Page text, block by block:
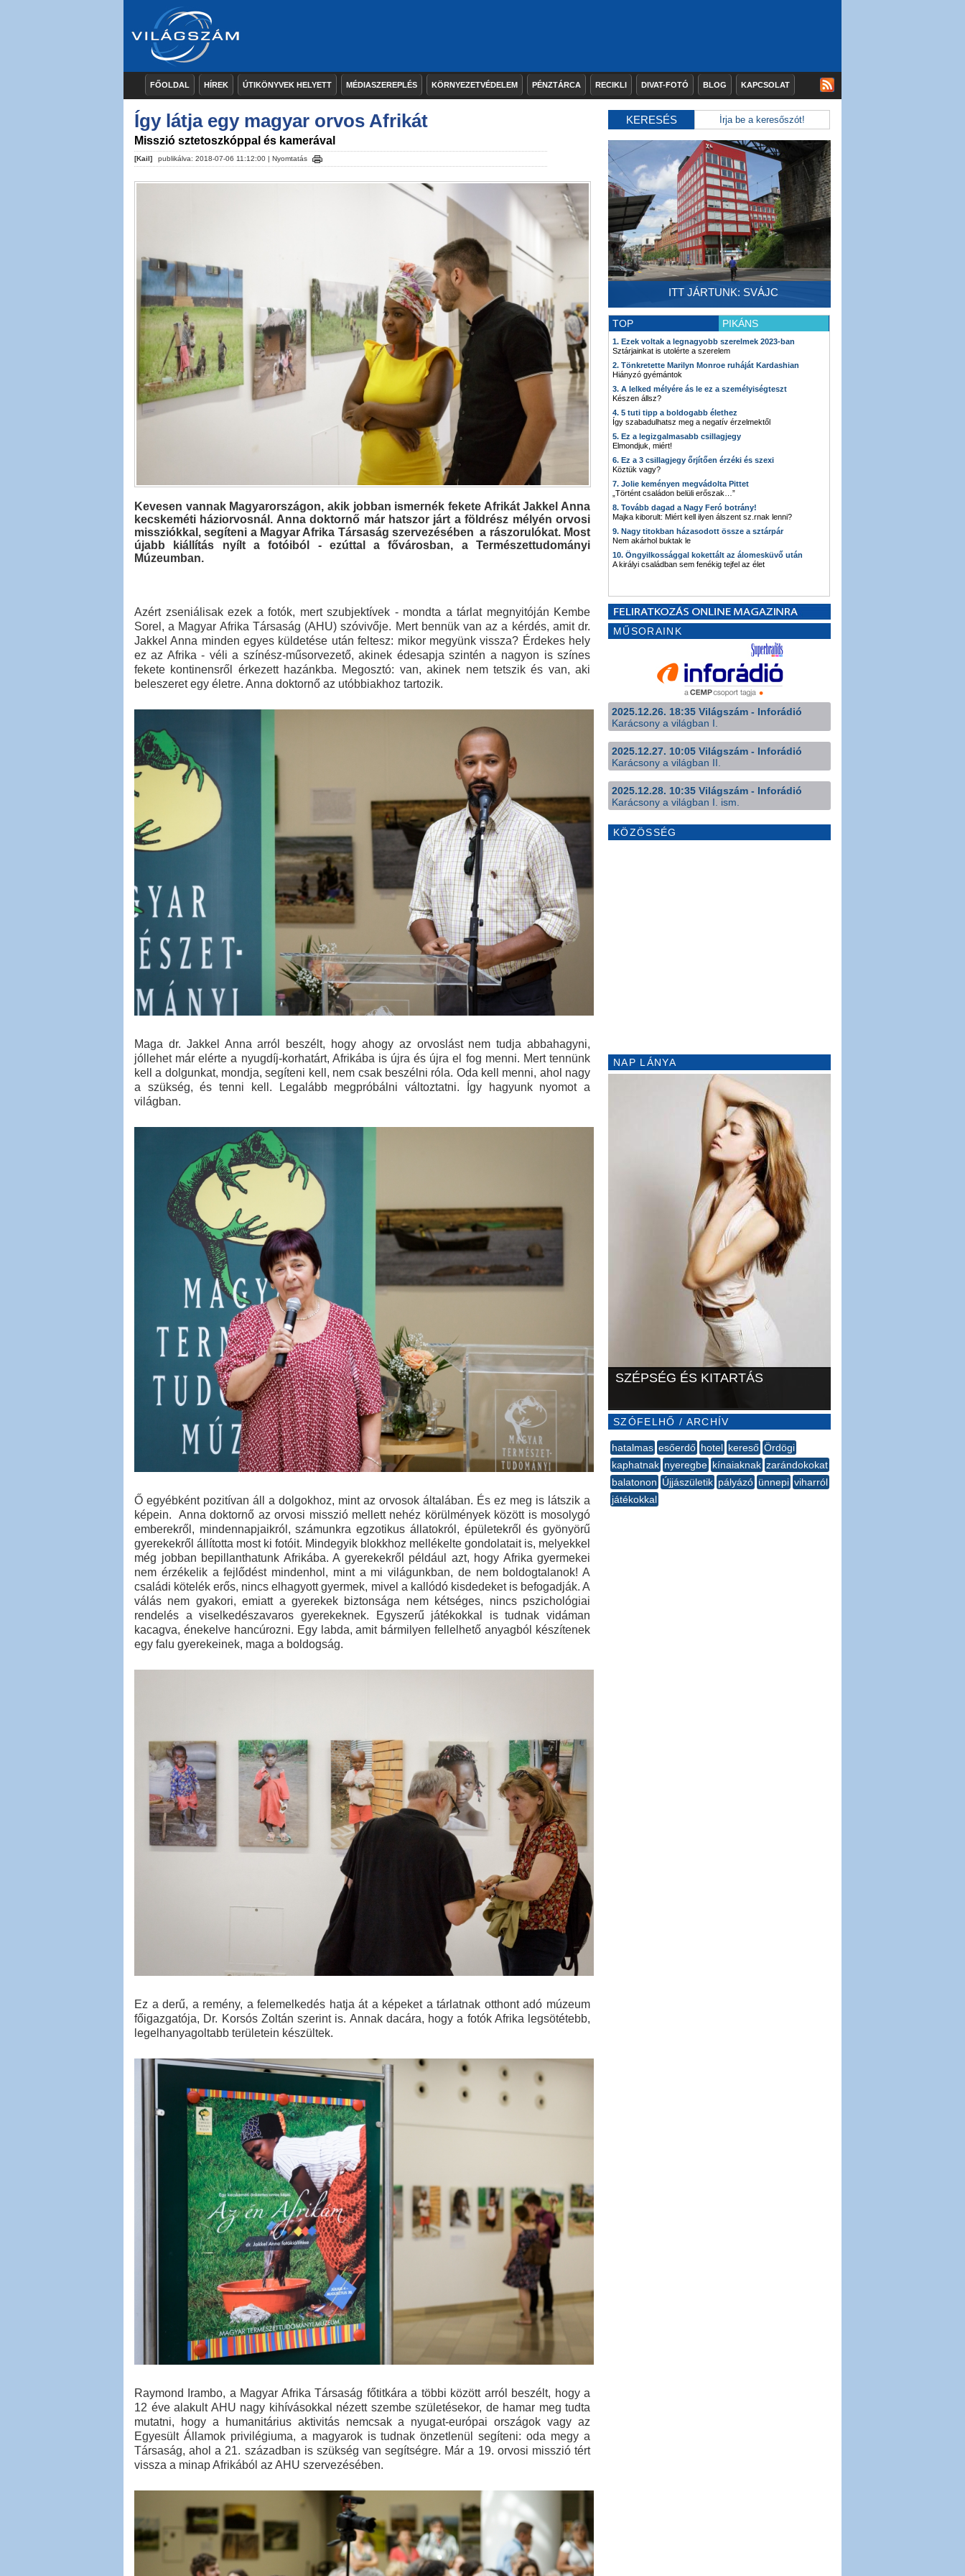
FŐOLDAL HÍREK ÚTIKÖNYVEK HELYETT MÉDIASZEREPLÉS KÖRNYEZETVÉDELEM PÉNZTÁRCA RECIKLI DIVAT-FOTÓ BLOG KAPCSOLAT
Így látja egy magyar orvos Afrikát
Misszió sztetoszkóppal és kamerával
[Kail] publikálva: 2018-07-06 11:12:00 | Nyomtatás
Kevesen vannak Magyarországon, akik jobban ismernék fekete Afrikát Jakkel Anna
kecskeméti háziorvosnál. Anna doktornő már hatszor járt a földrész mélyén orvosi
missziókkal, segíteni a Magyar Afrika Társaság szervezésében a rászorulókat. Most
újabb kiállítás nyílt a fotóiból - ezúttal a fővárosban, a Természettudományi
Múzeumban.
Azért zseniálisak ezek a fotók, mert szubjektívek - mondta a tárlat megnyitóján Kembe
Sorel, a Magyar Afrika Társaság (AHU) szóvivője. Mert bennük van az a kérdés, amit dr.
Jakkel Anna minden egyes küldetése után feltesz: mikor megyünk vissza? Érdekes hely
ez az Afrika - véli a színész-műsorvezető, akinek édesapja szintén a nagyon is színes
fekete kontinensről érkezett hazánkba. Megosztó: van, akinek nem tetszik és van, aki
beleszeret egy életre. Anna doktornő az utóbbiakhoz tartozik.
Maga dr. Jakkel Anna arról beszélt, hogy ahogy az orvoslást nem tudja abbahagyni,
jóllehet már elérte a nyugdíj-korhatárt, Afrikába is újra és újra el fog menni. Mert tennünk
kell a dolgunkat, mondja, segíteni kell, nem csak beszélni róla. Oda kell menni, ahol nagy
a szükség, és tenni kell. Legalább megpróbálni változtatni. Így hagyunk nyomot a
világban.
Ő egyébként pozitívan áll a dolgokhoz, mint az orvosok általában. És ez meg is látszik a
képein. Anna doktornő az orvosi misszió mellett nehéz körülmények között is mosolygó
emberekről, mindennapjaikról, számunkra egzotikus állatokról, épületekről és gyönyörű
gyerekekről állította most ki fotóit. Mindegyik blokkhoz mellékelte gondolatait is, melyekkel
még jobban bepillanthatunk Afrikába. A gyerekekről például azt, hogy Afrika gyermekei
nem érzékelik a fejlődést mindenhol, mint a mi világunkban, de nem boldogtalanok! A
családi kötelék erős, nincs elhagyott gyermek, mivel a kallódó kisdedeket is befogadják. A
válás nem gyakori, emiatt a gyerekek biztonsága nem kétséges, nincs pszichológiai
rendelés a viselkedészavaros gyerekeknek. Egyszerű játékokkal is tudnak vidáman
kacagva, énekelve hancúrozni. Egy labda, amit bármilyen fellelhető anyagból készítenek
egy falu gyerekeinek, maga a boldogság.
Ez a derű, a remény, a felemelkedés hatja át a képeket a tárlatnak otthont adó múzeum
főigazgatója, Dr. Korsós Zoltán szerint is. Annak dacára, hogy a fotók Afrika legsötétebb,
legelhanyagoltabb területein készültek.
Raymond Irambo, a Magyar Afrika Társaság főtitkára a többi között arról beszélt, hogy a
12 éve alakult AHU nagy kihívásokkal nézett szembe születésekor, de hamar meg tudta
mutatni, hogy a humanitárius aktivitás nemcsak a nyugat-európai országok vagy az
Egyesült Államok privilégiuma, a magyarok is tudnak önzetlenül segíteni: oda megy a
Társaság, ahol a 21. században is szükség van segítségre. Már a 19. orvosi misszió tért
vissza a minap Afrikából az AHU szervezésében.
KERESÉS
ITT JÁRTUNK: SVÁJC
TOP PIKÁNS
1. Ezek voltak a legnagyobb szerelmek 2023-ban
Sztárjainkat is utolérte a szerelem
2. Tönkretette Marilyn Monroe ruháját Kardashian
Hiányzó gyémántok
3. A lelked mélyére ás le ez a személyiségteszt
Készen állsz?
4. 5 tuti tipp a boldogabb élethez
Így szabadulhatsz meg a negatív érzelmektől
5. Ez a legizgalmasabb csillagjegy
Elmondjuk, miért!
6. Ez a 3 csillagjegy őrjítően érzéki és szexi
Köztük vagy?
7. Jolie keményen megvádolta Pittet
„Történt családon belüli erőszak…”
8. Tovább dagad a Nagy Feró botrány!
Majka kiborult: Miért kell ilyen álszent sz.rnak lenni?
9. Nagy titokban házasodott össze a sztárpár
Nem akárhol buktak le
10. Öngyilkossággal kokettált az álomesküvő után
A királyi családban sem fenékig tejfel az élet
MŰSORAINK
2025.12.26. 18:35 Világszám - Inforádió
Karácsony a világban I.
2025.12.27. 10:05 Világszám - Inforádió
Karácsony a világban II.
2025.12.28. 10:35 Világszám - Inforádió
Karácsony a világban I. ism.
KÖZÖSSÉG
NAP LÁNYA
SZÉPSÉG ÉS KITARTÁS
SZÓFELHŐ / ARCHÍV
hatalmas esőerdő hotel kereső Ördögi
kaphatnak nyeregbe kínaiaknak zarándokokat
balatonon Újjászületik pályázó ünnepi viharról
játékokkal